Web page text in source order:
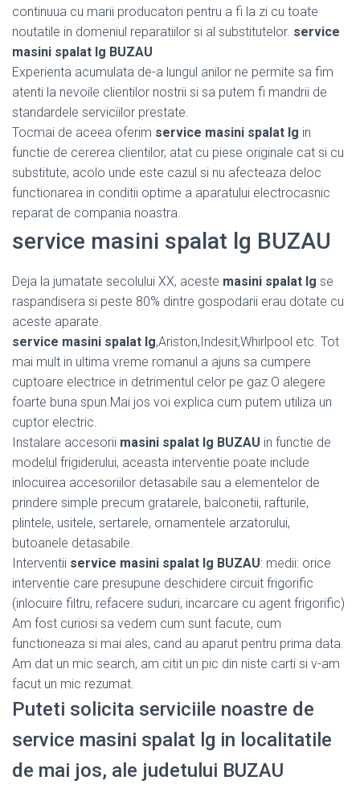
continuua cu marii producatori pentru a fi la zi cu toate
noutatile in domeniul reparatiilor si al substitutelor. service
masini spalat lg BUZAU
Experienta acumulata de-a lungul anilor ne permite sa fim
atenti la nevoile clientilor nostrii si sa putem fi mandrii de
standardele serviciilor prestate.
Tocmai de aceea oferim service masini spalat lg in
functie de cererea clientilor, atat cu piese originale cat si cu
substitute, acolo unde este cazul si nu afecteaza deloc
functionarea in conditii optime a aparatului electrocasnic
reparat de compania noastra.
service masini spalat lg BUZAU
Deja la jumatate secolului XX, aceste masini spalat lg se
raspandisera si peste 80% dintre gospodarii erau dotate cu
aceste aparate.
service masini spalat lg,Ariston,Indesit,Whirlpool etc. Tot
mai mult in ultima vreme romanul a ajuns sa cumpere
cuptoare electrice in detrimentul celor pe gaz.O alegere
foarte buna spun.Mai jos voi explica cum putem utiliza un
cuptor electric.
Instalare accesorii masini spalat lg BUZAU in functie de
modelul frigiderului, aceasta interventie poate include
inlocuirea accesoriilor detasabile sau a elementelor de
prindere simple precum gratarele, balconetii, rafturile,
plintele, usitele, sertarele, ornamentele arzatorului,
butoanele detasabile.
Interventii service masini spalat lg BUZAU: medii: orice
interventie care presupune deschidere circuit frigorific
(inlocuire filtru, refacere suduri, incarcare cu agent frigorific)
Am fost curiosi sa vedem cum sunt facute, cum
functioneaza si mai ales, cand au aparut pentru prima data.
Am dat un mic search, am citit un pic din niste carti si v-am
facut un mic rezumat.
Puteti solicita serviciile noastre de
service masini spalat lg in localitatile
de mai jos, ale judetului BUZAU